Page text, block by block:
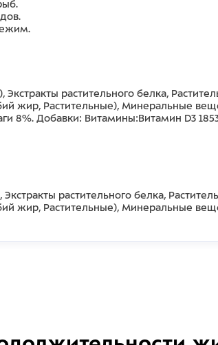
растительного белка,
жир, Растительные), Минеральные
8%. Добавки: Витамины:Витамин D3
растительного белка,
жир, Растительные), Минеральные